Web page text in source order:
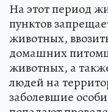
На этот период
пунктов
животных,
домашних
животных, а
людей на
заболевшие